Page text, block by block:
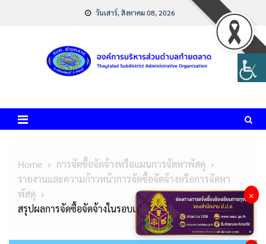
วันเสาร์, สิงหาคม 08, 2026
Home
การจัดซื้อจัดจ้างหรือแผนการจัดหาพัสดุ
รายงานและความก้าวหน้าการจัดซื้อจัดจ้างหรือการจัดหา
พัสดุ
สรุปผลการจัดซื้อจัดจ้างในรอบเดือน ตุลาคม 2565
×